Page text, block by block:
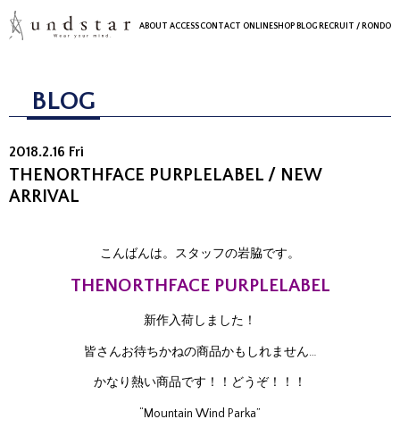
ABOUT ACCESSCONTACT ONLINESHOP BLOG RECRUIT / RONDO
BLOG
2018.2.16 Fri
THENORTHFACE PURPLELABEL / NEW
ARRIVAL
こんばんは。スタッフの岩脇です。
THENORTHFACE PURPLELABEL
新作入荷しました！
皆さんお待ちかねの商品かもしれません…
かなり熱い商品です！！どうぞ！！！
“Mountain Wind Parka”